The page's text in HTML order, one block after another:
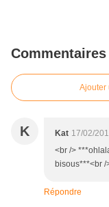
Commentaires
Ajouter
K Kat 17/02/
<br />
bisous***<br /
Répondre